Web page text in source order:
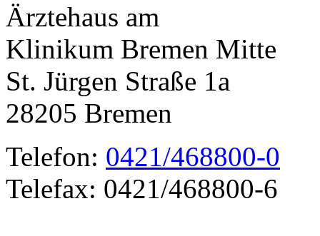
Ärztehaus am
Klinikum Bremen Mitte
St. Jürgen Straße 1a
28205 Bremen
Telefon: 0421/468800-0
Telefax: 0421/468800-6